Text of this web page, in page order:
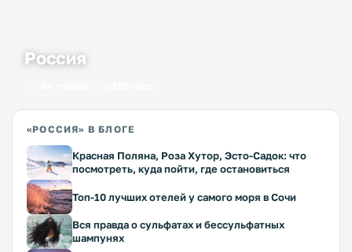
Россия
«РОССИЯ» В БЛОГЕ
Красная Поляна, Роза Хутор, Эсто-Садок: что
посмотреть, куда пойти, где остановиться
Топ-10 лучших отелей у самого моря в Сочи
Вся правда о сульфатах и бессульфатных
шампунях